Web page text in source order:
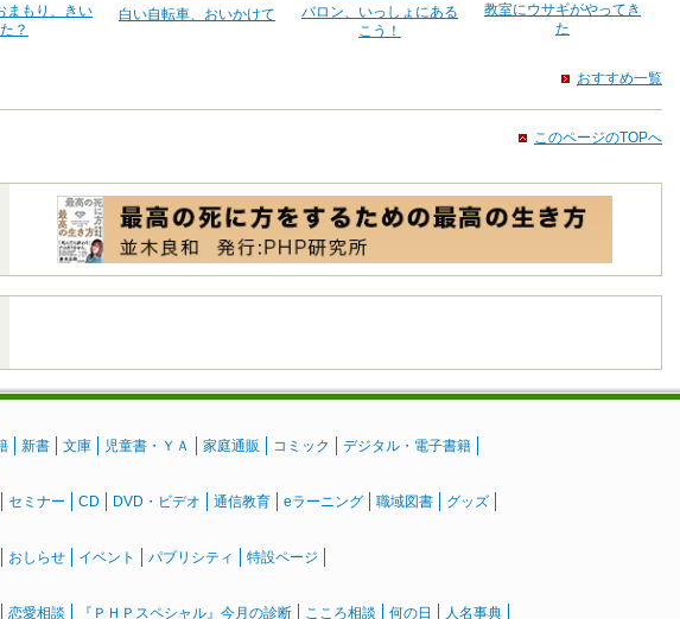
まもり、きい
た？
白い自転車、おいかけて
バロン、いっしょにある
こう！
教室にウサギがやってき
た
おすすめ一覧
このページのTOPへ
新書 文庫 児童書・ＹＡ 家庭通販 コミック デジタル・電子書籍
セミナー CD DVD・ビデオ 通信教育 eラーニング 職域図書 グッズ
おしらせ イベント パブリシティ 特設ページ
恋愛相談 『ＰＨＰスペシャル』今月の診断 こころ相談 何の日 人名事典